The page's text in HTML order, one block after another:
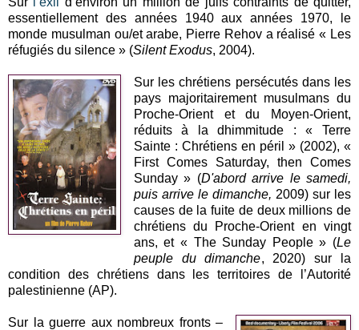
essentiellement des années 1940 aux années 1970, le
monde musulman ou/et arabe, Pierre Rehov a réalisé « Les
réfugiés du silence » (Silent Exodus, 2004).
Sur les chrétiens persécutés dans les
pays majoritairement musulmans du
Proche-Orient et du Moyen-Orient,
réduits à la dhimmitude : « Terre
Sainte : Chrétiens en péril » (2002), «
First Comes Saturday, then Comes
Sunday » (D'abord arrive le samedi,
puis arrive le dimanche, 2009) sur les
causes de la fuite de deux millions de
chrétiens du Proche-Orient en vingt
ans, et « The Sunday People » (Le
peuple du dimanche, 2020) sur la
condition des chrétiens dans les territoires de l’Autorité
palestinienne (AP).
Sur la guerre aux nombreux fronts –